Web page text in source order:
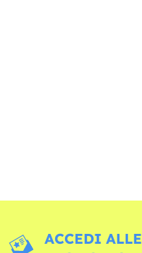
ACCEDI ALLE